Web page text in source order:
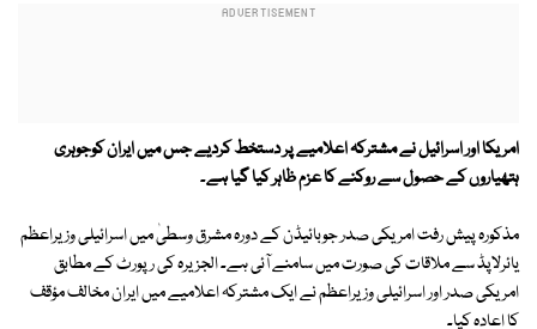
امریکا اور اسرائیل نے مشترکہ اعلامیے پر دستخط کردیے جس میں ایران کوجوہری
ہتھیاروں کے حصول سے روکنے کا عزم ظاہر کیا گیا ہے۔
مذکورہ پیش رفت امریکی صدر جوبائیڈن کے دورہ مشرق وسطیٰ میں اسرائیلی وزیراعظم
یائرلاپڈ سے ملاقات کی صورت میں سامنے آئی ہے۔ الجزیرہ کی رپورٹ کے مطابق
امریکی صدر اور اسرائیلی وزیراعظم نے ایک مشترکہ اعلامیے میں ایران مخالف مؤقف
کا اعادہ کیا۔